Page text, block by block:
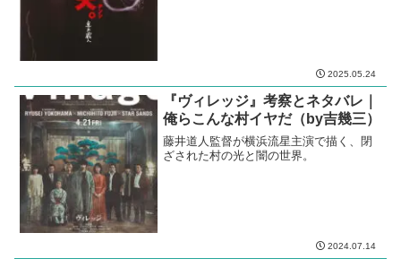
2025.05.24
『ヴィレッジ』考察とネタバレ｜
俺らこんな村イヤだ（by吉幾三）
藤井道人監督が横浜流星主演で描く、閉
ざされた村の光と闇の世界。
2024.07.14